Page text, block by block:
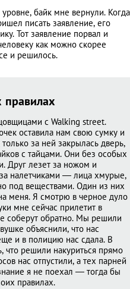
байк мне вернули. Когда
писать заявление, его
Тот заявление порвал и
как можно скорее
и решилось.
с Walking street.
оставила нам свою сумку и
за ней закрылась дверь,
с тайцами. Они без особых
Друг лезет за ножом и
за налетчиками — лица хмурые,
под веществами. Один из них
меня. Я смотрю в черное дуло
мне сейчас прилетит в
соберут обратно. Мы решили
объяснили, что нас
и в полицию нас сдала. В
что решили накуриться прямо
нас отпустили, а тех парней
я не поехал — тогда бы
правилах.